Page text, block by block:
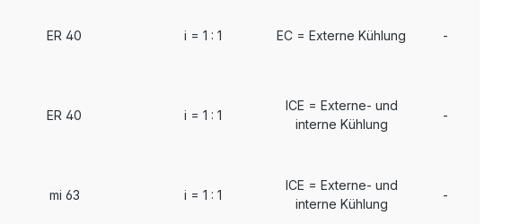
ER 40 i = 1 : 1 EC = Externe Kühlung -
ER 40 i = 1 : 1
ICE = Externe- und
interne Kühlung
-
mi 63 i = 1 : 1
ICE = Externe- und
interne Kühlung
-